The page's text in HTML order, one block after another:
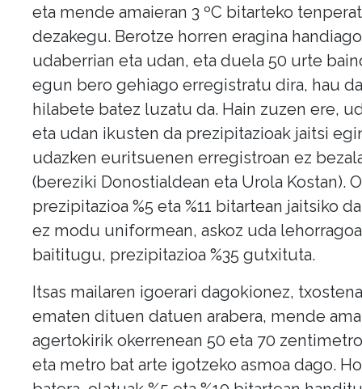
eta mende amaieran 3 ºC bitarteko
dezakegu. Berotze horren eragina
udaberrian eta udan, eta duela 50 urte
egun bero gehiago erregistratu dira, hau
hilabete batez luzatu da. Hain zuzen ere,
eta udan ikusten da prezipitazioak jaitsi
udazken euritsuenen erregistroan ez
(bereziki Donostialdean eta Urola Kostan).
prezipitazioa %5 eta %11 bitartean jaitsiko
ez modu uniformean, askoz uda
baititugu, prezipitazioa %35 gutxituta.
Itsas mailaren igoerari dagokionez,
ematen dituen datuen arabera, mende
agertokirik okerrenean 50 eta 70
eta metro bat arte igotzeko asmoa dago.